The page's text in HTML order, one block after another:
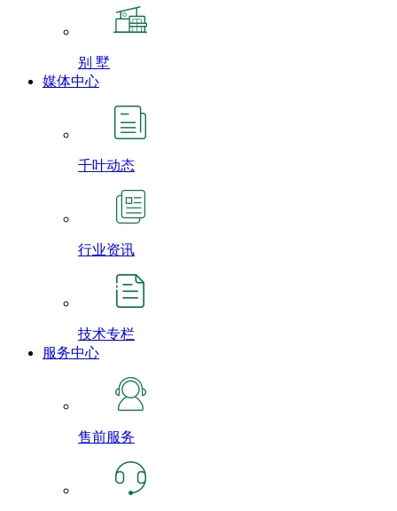
别 墅
媒体中心
千叶动态
行业资讯
技术专栏
服务中心
售前服务